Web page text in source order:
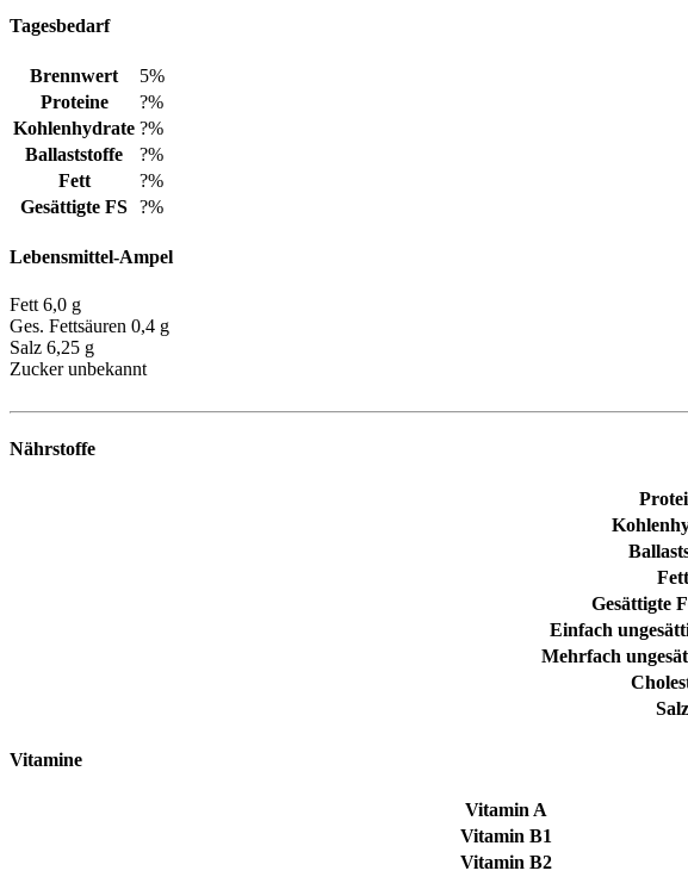
Tagesbedarf
Brennwert
5%
Proteine
?%
Kohlenhydrate ?%
Ballaststoffe
?%
Fett
?%
Gesättigte FS ?%
Lebensmittel-Ampel
Fett 6,0 g
Ges. Fettsäuren 0,4 g
Salz 6,25 g
Zucker unbekannt
Nährstoffe
Fett
Gesättigte
Einfach
Mehrfach
Salz
Vitamine
Vitamin A
Vitamin B1
Vitamin B2